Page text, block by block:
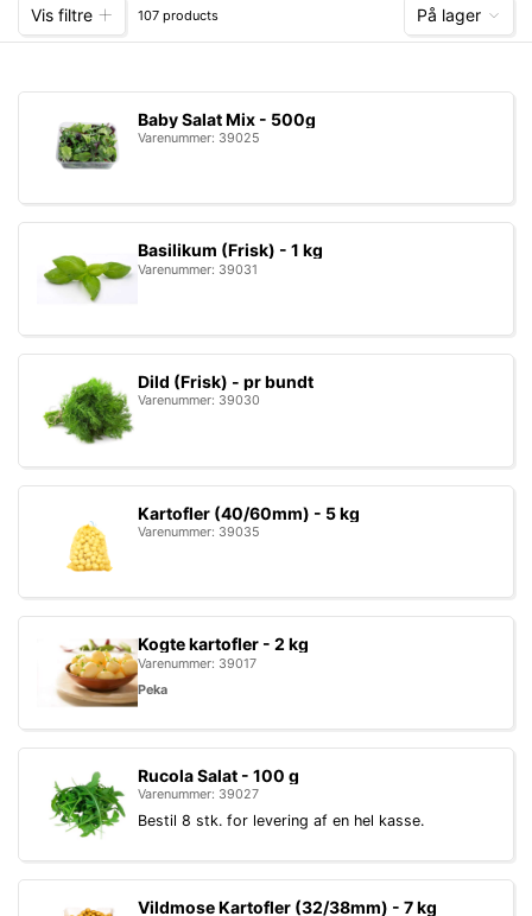
Vis filtre 107 products På lager
Baby Salat Mix - 500g
Varenummer: 39025
Basilikum (Frisk) - 1 kg
Varenummer: 39031
Dild (Frisk) - pr bundt
Varenummer: 39030
Kartofler (40/60mm) - 5 kg
Varenummer: 39035
Kogte kartofler - 2 kg
Varenummer: 39017
Peka
Rucola Salat - 100 g
Varenummer: 39027
Bestil 8 stk. for levering af en hel kasse.
Vildmose Kartofler (32/38mm) - 7 kg